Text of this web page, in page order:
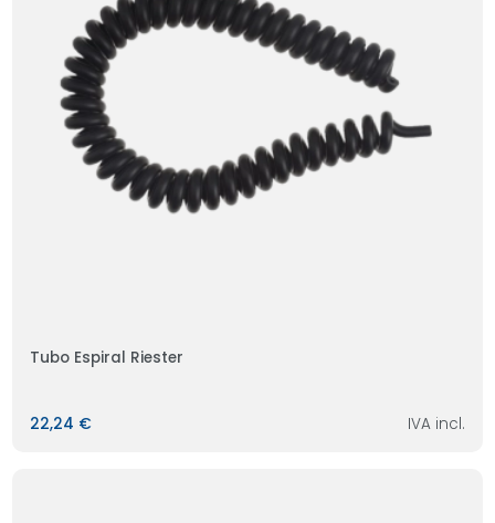
Tubo Espiral Riester
22,24 € IVA incl.